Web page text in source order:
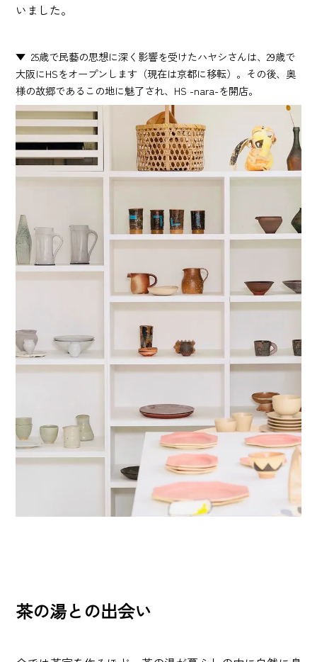
いました。
25歳で民藝の思想に深く影響を受けたハヤシさんは、29歳で
大阪にHSをオープンします（現在は京都に移転）。その後、奥
様の故郷であるこの地に魅了され、HS -nara-を開店。
茶の湯との出会い